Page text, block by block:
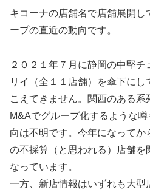
キコーナの店舗名で店舗展開
ープの直近の動向です。
２０２１年７月に静岡の中堅
リイ（全１１店舗）を傘下に
こえてきません。関西のある系
M&Aでグループ化するような
向は不明です。今年になって
の不採算（と思われる）店舗を
なっています。
一方、新店情報はいずれも大型